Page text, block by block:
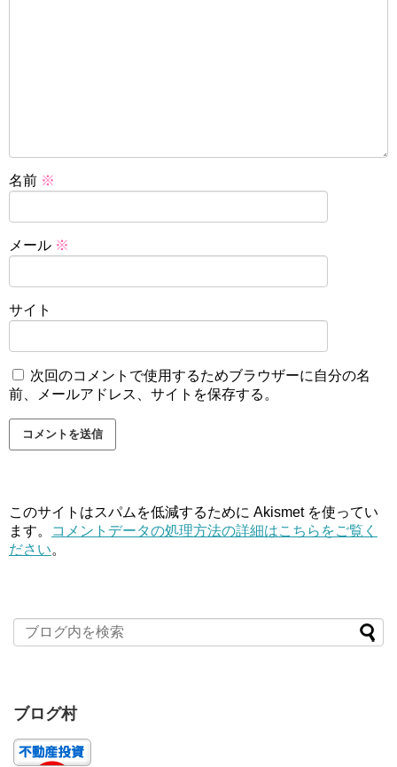
名前 ※
メール ※
サイト
次回のコメントで使用するためブラウザーに自分の名
前、メールアドレス、サイトを保存する。
このサイトはスパムを低減するために Akismet を使ってい
ます。
コメントデータの処理方法の詳細はこちらをご覧く
ださい。
ブログ村